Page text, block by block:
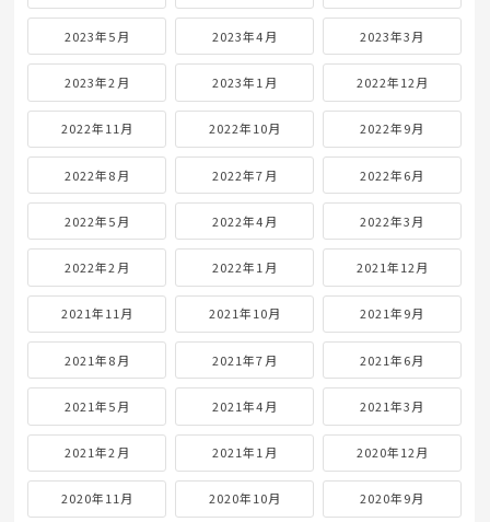
2023年5月 2023年4月 2023年3月
2023年2月 2023年1月 2022年12月
2022年11月 2022年10月 2022年9月
2022年8月 2022年7月 2022年6月
2022年5月 2022年4月 2022年3月
2022年2月 2022年1月 2021年12月
2021年11月 2021年10月 2021年9月
2021年8月 2021年7月 2021年6月
2021年5月 2021年4月 2021年3月
2021年2月 2021年1月 2020年12月
2020年11月 2020年10月 2020年9月